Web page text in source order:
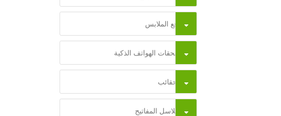
رقع الملابس
ملحقات الهواتف الذكية
الحقائب
سلاسل المفاتيح